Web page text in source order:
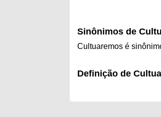
Sinônimos de
Cultuaremos é
Definição de